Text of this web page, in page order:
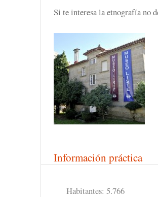
Si te interesa la etnografía no
Información práctica
Habitantes: 5.766